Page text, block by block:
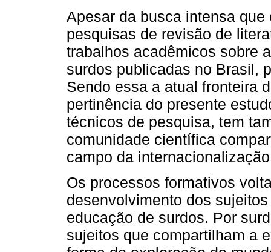
Apesar da busca intensa
pesquisas de revisão de
trabalhos acadêmicos sobre
surdos publicadas no Brasil,
Sendo essa a atual fronteira
pertinência do presente
técnicos de pesquisa, tem
comunidade científica
campo da
Os processos formativos
desenvolvimento dos
educação de surdos. Por
sujeitos que compartilham a